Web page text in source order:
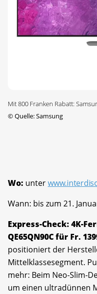
Mit 800 Franken Rabatt:
©Quelle: Samsung
Wo: unter
Wann: bis zum 21.
Express-Check: 4K-
QE65QN90C für Fr.
positioniert der
Mittelklassesegment.
mehr: Beim Neo-Slim-
um einen ultradünnen